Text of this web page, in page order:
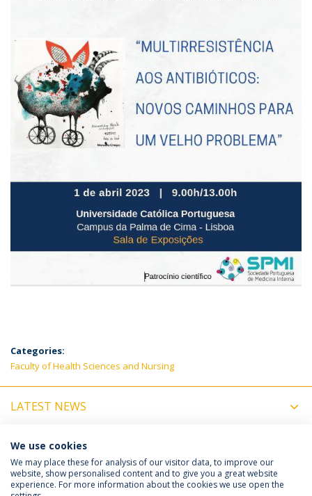
Categories:
Faculty of Health Sciences and Nursing
LATEST NEWS
UPCOMING EVENTS
Política de Privacidade Termos e Condições
We use cookies
We may place these for analysis of our visitor data, to improve our
website, show personalised content and to give you a great website
experience. For more information about the cookies we use open the